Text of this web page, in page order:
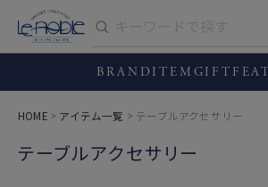
BRANDITEM GIFT
HOME アイテム一覧 テーブルアクセサリー
テーブルアクセサリー